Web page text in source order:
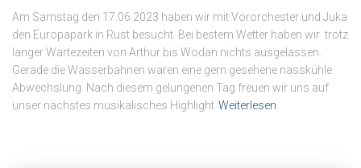
Am Samstag den 17.06.2023 haben wir mit Vororchester und Juka
den Europapark in Rust besucht. Bei bestem Wetter haben wir trotz
langer Wartezeiten von Arthur bis Wodan nichts ausgelassen.
Gerade die Wasserbahnen waren eine gern gesehene nasskühle
Abwechslung. Nach diesem gelungenen Tag freuen wir uns auf
unser nächstes musikalisches Highlight Weiterlesen